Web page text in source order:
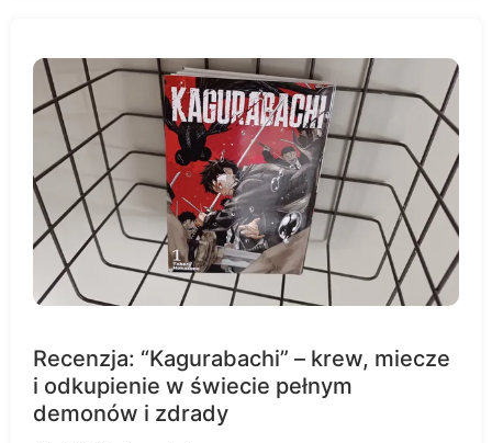
Recenzja: “Kagurabachi” – krew, miecze
i odkupienie w świecie pełnym
demonów i zdrady